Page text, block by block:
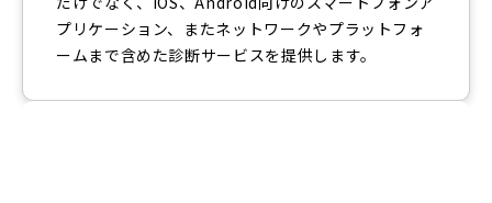
プリケーション、またネットワークやプラットフォ
ームまで含めた診断サービスを提供します。